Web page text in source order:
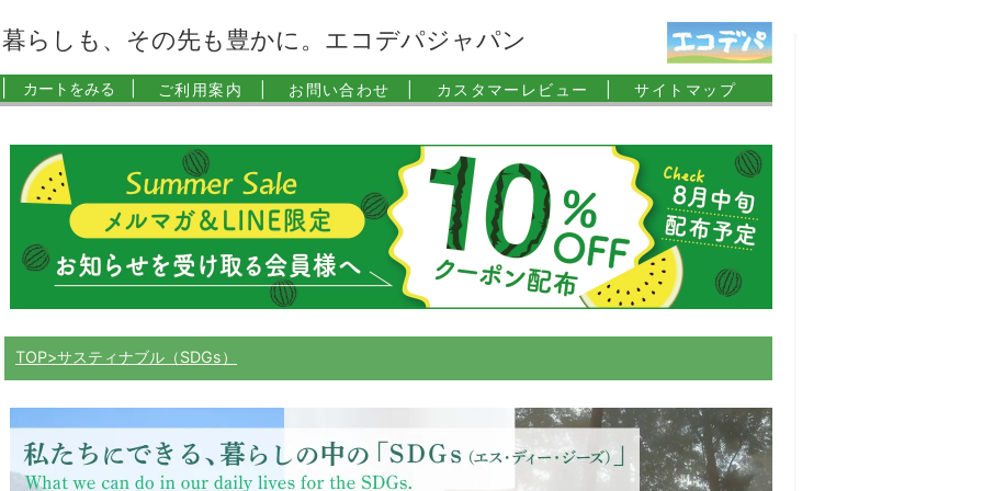
暮らしも、その先も豊かに。エコデパジャパン
カートをみる | ご利用案内 | お問い合わせ | カスタマーレビュー | サイトマップ
TOP サスティナブル（SDGs）